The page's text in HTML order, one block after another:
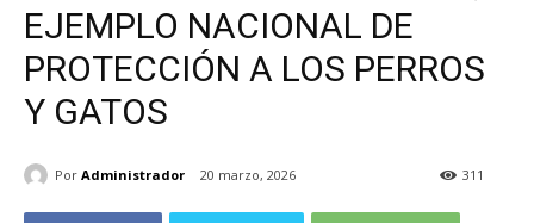
EJEMPLO NACIONAL DE
PROTECCIÓN A LOS PERROS
Y GATOS
Por Administrador 20 marzo, 2026 311